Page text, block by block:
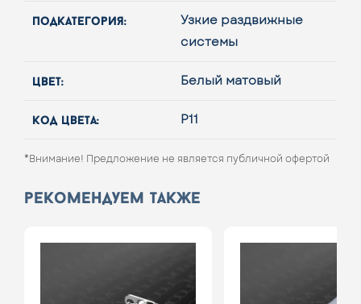
подкатегория:
Узкие раздвижные
системы
цвет: Белый матовый
код цвета: Р11
*Внимание! Предложение не является публичной офертой
рекомендуем также